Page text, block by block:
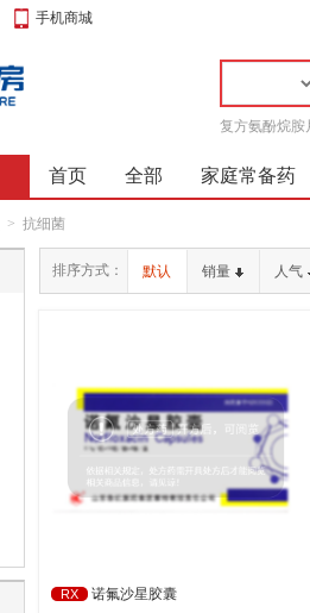
手机商城
复方氨酚烷胺
首页 全部 家庭常备药
> 抗细菌
排序方式： 默认 销量 人气
RX 诺氟沙星胶囊